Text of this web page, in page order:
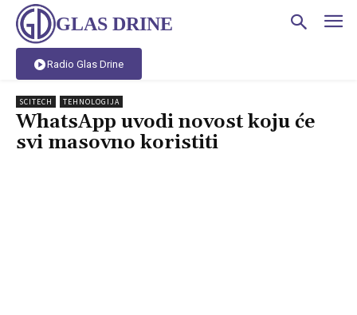
GLAS DRINE
Radio Glas Drine
SCITECH TEHNOLOGIJA
WhatsApp uvodi novost koju će
svi masovno koristiti